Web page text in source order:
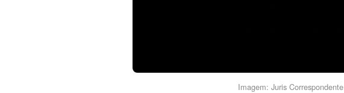
Imagem: Juris Correspondente